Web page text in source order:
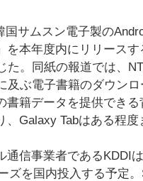
国サムスン電子製の
を本年度内にリリース
た。同紙の報道では、
及ぶ電子書籍のダウン
書籍データを提供でき
、Galaxy Tabはある程
通信事業者であるKDDI
ズを国内投入する予定